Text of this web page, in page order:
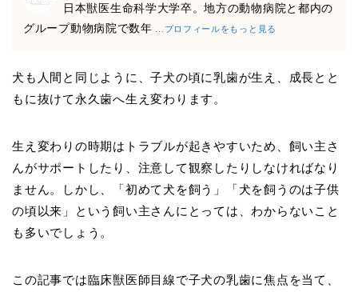
日本獣医生命科学大学卒。地方の動物病院と都内の
グループ動物病院で数年
...プロフィールをもっと見る
犬も人間と同じように、子犬の頃に乳歯が生え、成長とと
もに抜けて永久歯へ生え変わります。
生え変わりの時期はトラブルが起きやすいため、飼い主さ
んがサポートしたり、注意して観察したりしなければなり
ません。しかし、「初めて犬を飼う」「犬を飼うのは子供
の頃以来」という飼い主さんにとっては、わからないこと
も多いでしょう。
この記事では臨床獣医師目線で子犬の乳歯に焦点を当て、